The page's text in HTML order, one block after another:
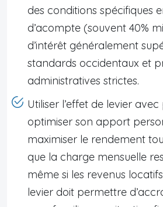
des conditions spécifiques
d’acompte (souvent 40%
d’intérêt généralement
standards occidentaux et
administratives strictes.
Utiliser l’effet de levier
optimiser son apport
maximiser le rendement
que la charge mensuelle
même si les revenus
levier doit permettre